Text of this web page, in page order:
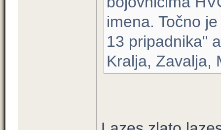
imena. Točno
13 pripadnika"
Kralja, Zavalja,